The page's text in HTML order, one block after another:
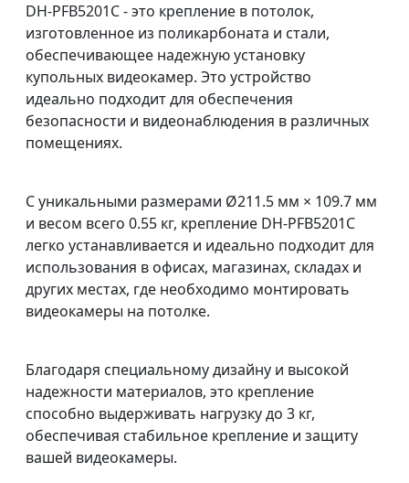
DH-PFB5201C - это крепление в потолок,
изготовленное из поликарбоната и стали,
обеспечивающее надежную установку
купольных видеокамер. Это устройство
идеально подходит для обеспечения
безопасности и видеонаблюдения в различных
помещениях.
С уникальными размерами Ø211.5 мм × 109.7 мм
и весом всего 0.55 кг, крепление DH-PFB5201C
легко устанавливается и идеально подходит для
использования в офисах, магазинах, складах и
других местах, где необходимо монтировать
видеокамеры на потолке.
Благодаря специальному дизайну и высокой
надежности материалов, это крепление
способно выдерживать нагрузку до 3 кг,
обеспечивая стабильное крепление и защиту
вашей видеокамеры.